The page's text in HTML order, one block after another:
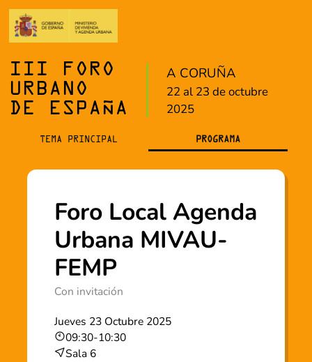
III FORO
URBANO
DE ESPAÑA
A CORUÑA
22 al 23 de octubre
2025
TEMA PRINCIPAL PROGRAMA
Foro Local Agenda
Urbana MIVAU-
FEMP
Con invitación
Jueves 23 Octubre 2025
09:30-10:30
Sala 6